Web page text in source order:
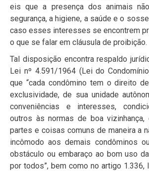
eis que a presença dos animais
segurança, a higiene, a saúde e o
caso esses interesses se encontrem
o que se falar em cláusula de proibição.
Tal disposição encontra respaldo
Lei nº 4.591/1964 (Lei do
que “cada condômino tem o direito
exclusividade, de sua unidade
conveniências e interesses,
outros às normas de boa
partes e coisas comuns de maneira a
incômodo aos demais condôminos
obstáculo ou embaraço ao bom uso
por todos”, bem como no artigo 1.336,